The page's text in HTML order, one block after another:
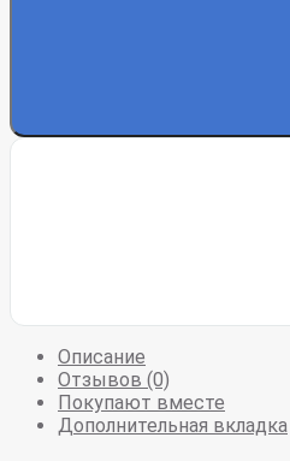
Описание
Отзывов (0)
Покупают вместе
Дополнительная вкладка